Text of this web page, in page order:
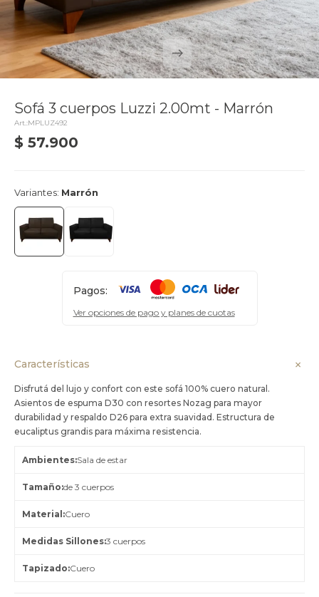
Sofá 3 cuerpos Luzzi 2.00mt - Marrón
MPLUZ492
$ 57.900
Variantes: Marrón
Pagos:
Ver opciones de pago y planes de cuotas
Características
Disfrutá del lujo y confort con este sofá 100% cuero natural.
Asientos de espuma D30 con resortes Nozag para mayor
durabilidad y respaldo D26 para extra suavidad. Estructura de
eucaliptus grandis para máxima resistencia.
Ambientes Sala de estar
Tamaño de 3 cuerpos
Material Cuero
Medidas Sillones 3 cuerpos
Tapizado Cuero